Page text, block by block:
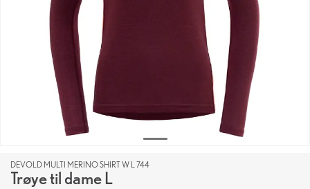
DEVOLD MULTI MERINO SHIRT W L 744
Trøye til dame L